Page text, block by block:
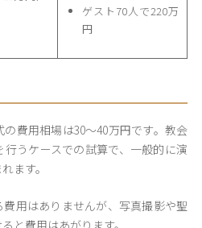
ゲスト70人で220万
円
費用相場は30〜40万円です。教会
うケースでの試算で、一般的に演
ます。
用はありませんが、写真撮影や聖